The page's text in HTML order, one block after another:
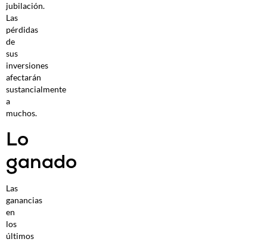
jubilación.
Las
pérdidas
de
sus
inversiones
afectarán
sustancialmente
a
muchos.
Lo
ganado
Las
ganancias
en
los
últimos